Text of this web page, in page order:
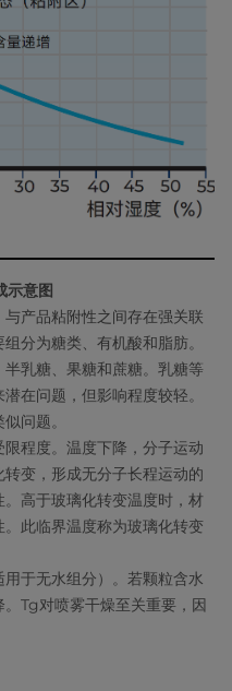
示意图
产品粘附性之间存在强关联
分为糖类、有机酸和脂肪。
乳糖、果糖和蔗糖。乳糖等
在问题，但影响程度较轻。
问题。
程度。温度下降，分子运动
变，形成无分子长程运动的
高于玻璃化转变温度时，材
此临界温度称为玻璃化转变
于无水组分）。若颗粒含水
Tg对喷雾干燥至关重要，因